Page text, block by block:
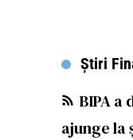
Știri
BIPA a
ajunge la